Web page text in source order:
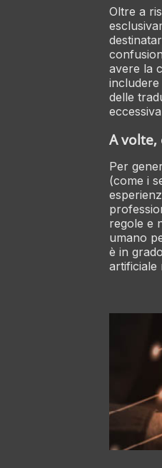
Oltre a
avere la
delle
A volte,
Per
(come i
regole e
umano
è in
artificiale